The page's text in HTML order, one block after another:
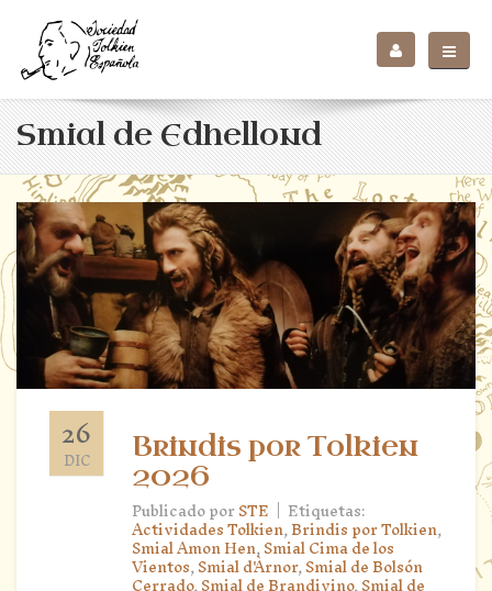
Smial de Edhellond
26
DIC
Brindis por Tolkien
2026
Publicado porSTE | Etiquetas:
Actividades Tolkien,Brindis por Tolkien,
Smial Amon Hen,Smial Cima de los
Vientos,Smial d'Àrnor,Smial de Bolsón